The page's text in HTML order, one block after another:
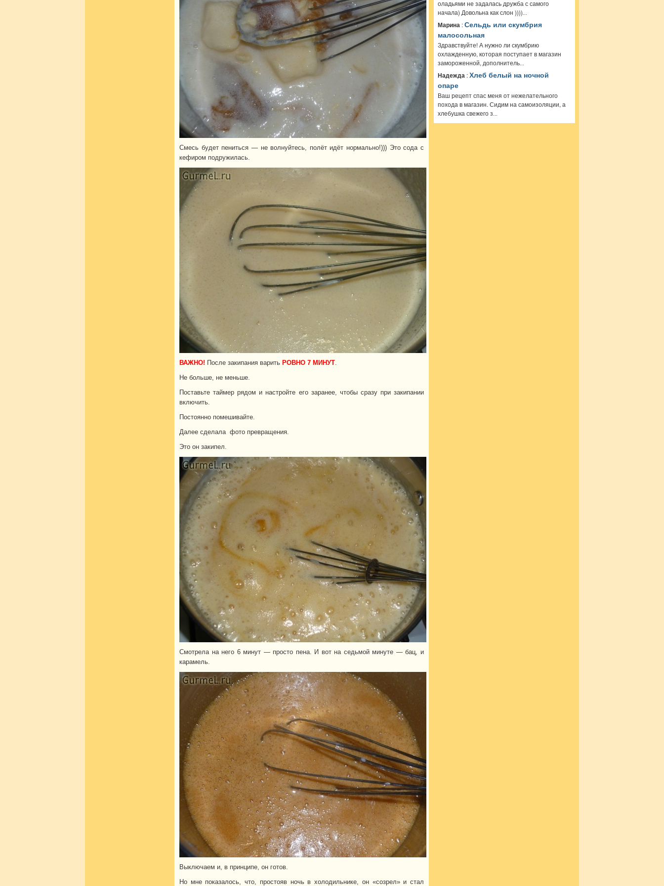
Смесь будет пениться — не волнуйтесь, полёт идёт нормально!))) Это сода с
кефиром подружилась.
ВАЖНО! После закипания варить РОВНО 7 МИНУТ
Не больше, не меньше.
Поставьте таймер рядом и настройте его заранее, чтобы сразу при закипании
включить.
Постоянно помешивайте.
Далее сделала фото превращения.
Это он закипел.
Смотрела на него 6 минут — просто пена. И вот на седьмой минуте — бац, и
карамель.
Выключаем и, в принципе, он готов.
Но мне показалось, что, простояв ночь в холодильнике, он «созрел» и стал
оладьями не задалась дружба с самого
начала) Довольна как слон ))))...
Марина :Сельдь или скумбрия
малосольная
Здравствуйте! А нужно ли скумбрию
охлажденную, которая поступает в магазин
замороженной, дополнитель...
Надежда :Хлеб белый на ночной
опаре
Ваш рецепт спас меня от нежелательного
похода в магазин. Сидим на самоизоляции, а
хлебушка свежего з...